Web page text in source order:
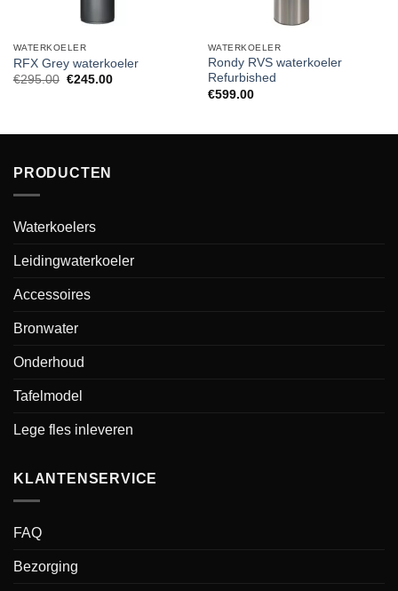
WATERKOELER
RFX Grey waterkoeler
€295.00 Oorspronkelijke
€245.00Huidige
WATERKOELER
Rondy RVS waterkoeler
Refurbished
€599.00
PRODUCTEN
Waterkoelers
Leidingwaterkoeler
Accessoires
Bronwater
Onderhoud
Tafelmodel
Lege fles inleveren
KLANTENSERVICE
FAQ
Bezorging